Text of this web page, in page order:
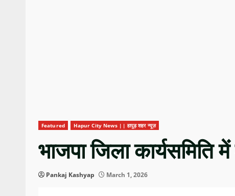
Featured Hapur City News || हापुड़ शहर न्यूज़
भाजपा जिला कार्यसमिति
Pankaj Kashyap March 1, 2026